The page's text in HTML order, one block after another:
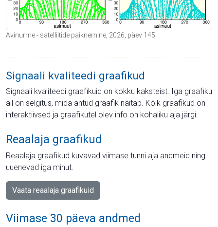
Avinurme - satelliitide paiknemine, 2026, päev 145
Signaali kvaliteedi graafikud
Signaali kvaliteedi graafikuid on kokku kaksteist. Iga graafiku
all on selgitus, mida antud graafik näitab. Kõik graafikud on
interaktiivsed ja graafikutel olev info on kohaliku aja järgi.
Reaalaja graafikud
Reaalaja graafikud kuvavad viimase tunni aja andmeid ning
uuenevad iga minut.
Vaata reaalaja graafikuid
Viimase 30 päeva andmed